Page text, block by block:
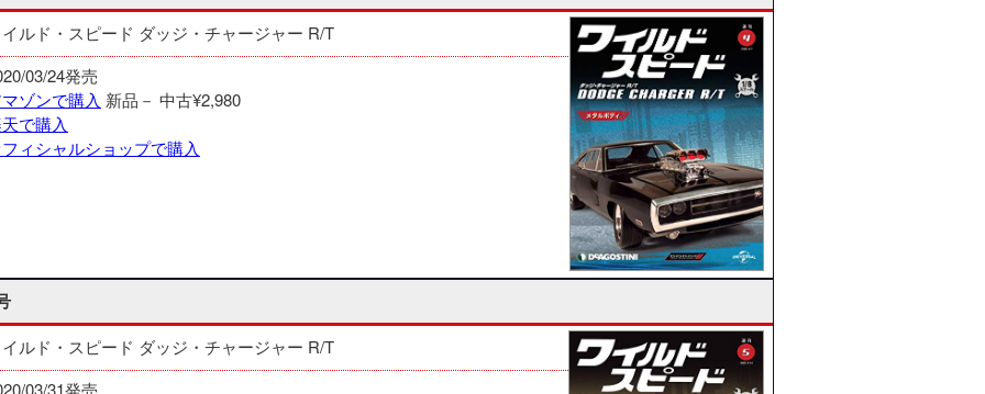
ルド・スピード ダッジ・チャージャー R/T
03/24発売
ゾンで購入 新品－ 中古¥2,980
で購入
ィシャルショップで購入
ルド・スピード ダッジ・チャージャー R/T
03/31発売